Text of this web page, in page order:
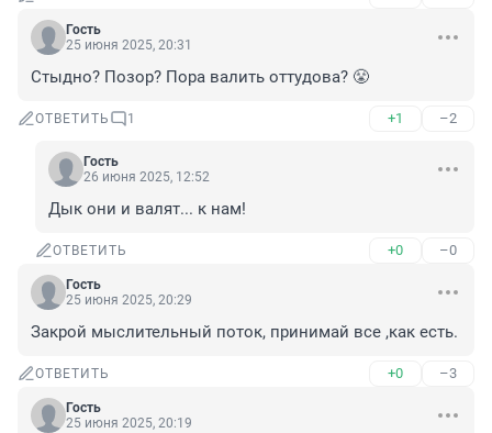
Гость
25 июня 2025, 20:31
Стыдно? Позор? Пора валить оттудова? 😤
ОТВЕТИТЬ 1 +1 –2
Гость
26 июня 2025, 12:52
Дык они и валят... к нам!
ОТВЕТИТЬ +0 –0
Гость
25 июня 2025, 20:29
Закрой мыслительный поток, принимай все ,как есть.
ОТВЕТИТЬ +0 –3
Гость
25 июня 2025, 20:19